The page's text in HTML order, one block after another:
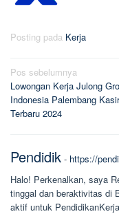
Posting pada Kerja
Navigasi
pos
Pos sebelumnya
Lowongan Kerja Julong
Indonesia Palembang Kasir
Terbaru 2024
Pendidik - https://
Halo! Perkenalkan, saya
tinggal dan beraktivitas di
aktif untuk